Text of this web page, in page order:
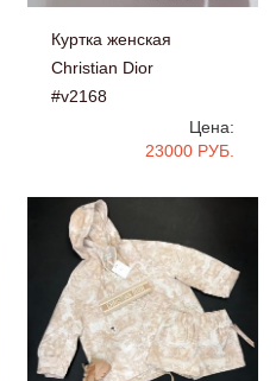
Куртка женская
Christian Dior
#v2168
Цена:
23000 РУБ.